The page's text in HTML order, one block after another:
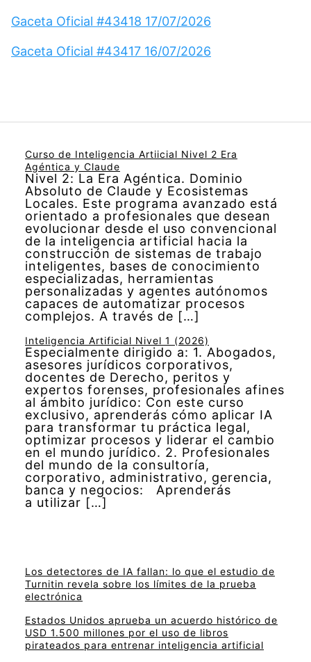
Gaceta Oficial #43418 17/07/2026
Gaceta Oficial #43417 16/07/2026
Curso de Inteligencia Artiicial Nivel 2 Era
Agéntica y Claude
Nivel 2: La Era Agéntica. Dominio
Absoluto de Claude y Ecosistemas
Locales. Este programa avanzado está
orientado a profesionales que desean
evolucionar desde el uso convencional
de la inteligencia artificial hacia la
construcción de sistemas de trabajo
inteligentes, bases de conocimiento
especializadas, herramientas
personalizadas y agentes autónomos
capaces de automatizar procesos
complejos. A través de […]
Inteligencia Artificial Nivel 1 (2026)
Especialmente dirigido a: 1. Abogados,
asesores jurídicos corporativos,
docentes de Derecho, peritos y
expertos forenses, profesionales afines
al ámbito jurídico: Con este curso
exclusivo, aprenderás cómo aplicar IA
para transformar tu práctica legal,
optimizar procesos y liderar el cambio
en el mundo jurídico. 2. Profesionales
del mundo de la consultoría,
corporativo, administrativo, gerencia,
banca y negocios: Aprenderás
a utilizar […]
Los detectores de IA fallan: lo que el estudio de
Turnitin revela sobre los límites de la prueba
electrónica
Estados Unidos aprueba un acuerdo histórico de
USD 1.500 millones por el uso de libros
pirateados para entrenar inteligencia artificial